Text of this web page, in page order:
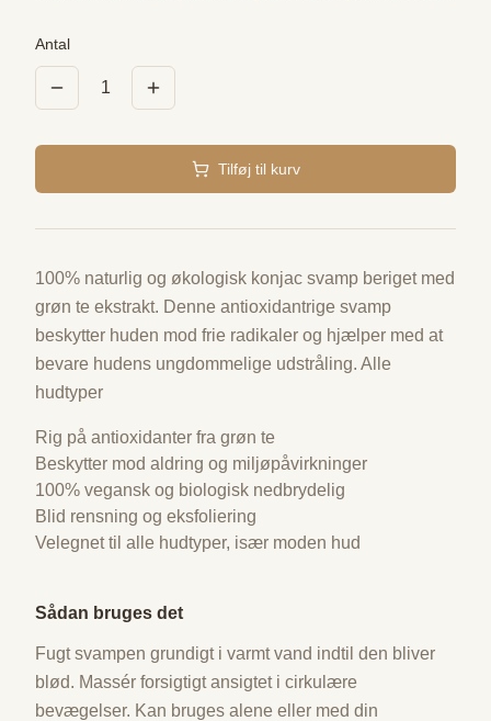
Antal
1
Tilføj til kurv
100% naturlig og økologisk konjac svamp beriget med
grøn te ekstrakt. Denne antioxidantrige svamp
beskytter huden mod frie radikaler og hjælper med at
bevare hudens ungdommelige udstråling. Alle
hudtyper
Rig på antioxidanter fra grøn te
Beskytter mod aldring og miljøpåvirkninger
100% vegansk og biologisk nedbrydelig
Blid rensning og eksfoliering
Velegnet til alle hudtyper, især moden hud
Sådan bruges det
Fugt svampen grundigt i varmt vand indtil den bliver
blød. Massér forsigtigt ansigtet i cirkulære
bevægelser. Kan bruges alene eller med din